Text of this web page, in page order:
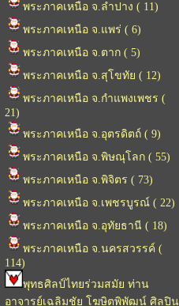
พระภาคเหนือ จ.ลำปาง ( 11)
พระภาคเหนือ จ.แพร่ ( 6)
พระภาคเหนือ จ.ตาก ( 5)
พระภาคเหนือ จ.สุโขทัย ( 12)
พระภาคเหนือ จ.กำแพงเพชร (
21)
พระภาคเหนือ จ.อุตรดิตถ์ ( 9)
พระภาคเหนือ จ.พิษณุโลก ( 55)
พระภาคเหนือ จ.พิจิตร ( 73)
พระภาคเหนือ จ.เพชรบูรณ์ ( 22)
พระภาคเหนือ จ.อุทัยธานี ( 18)
พระภาคเหนือ จ.นครสวรรค์ (
114)
พุทธศิลป์ไทยร่วมสมัย ท่าน
อาจารย์เฉลิมชัย โฆษิตพิพัฒน์ ศิลปิน